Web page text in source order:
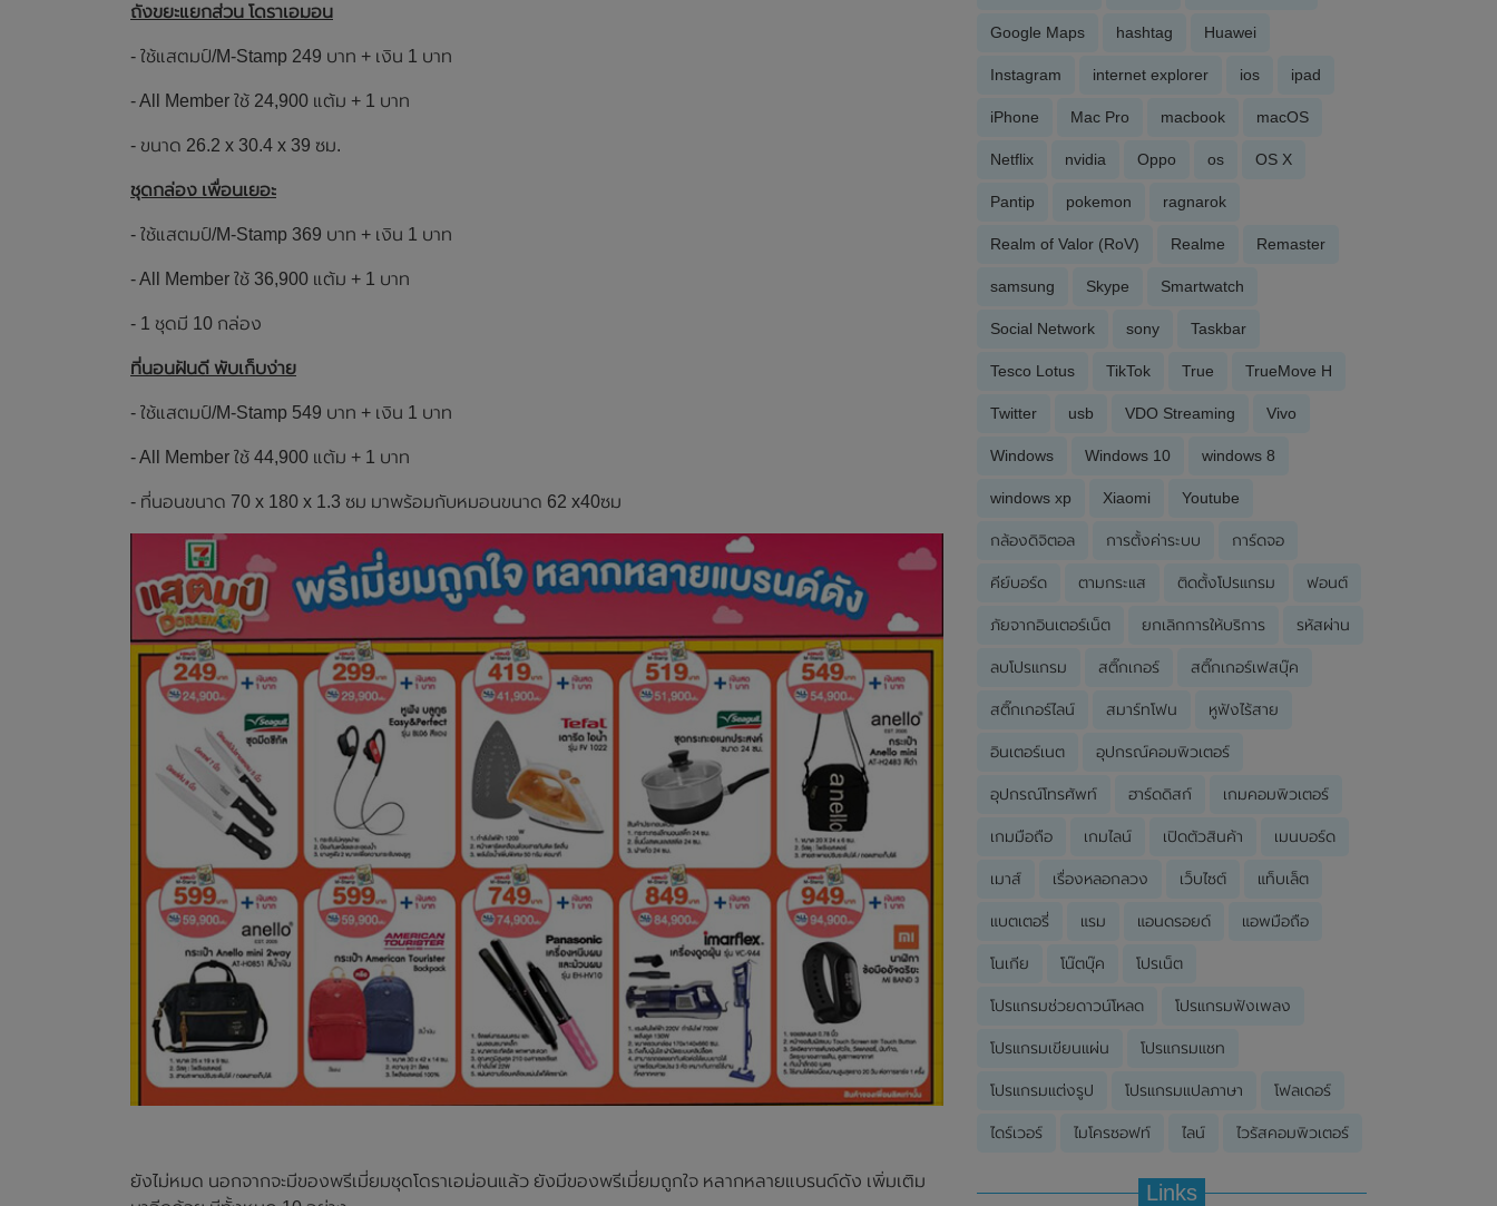
ถังขยะแยกส่วน โดราเอมอน
- ใช้แสตมป์/M-Stamp 249 บาท + เงิน 1 บาท
- All Member ใช้ 24,900 แต้ม + 1 บาท
- ขนาด 26.2 x 30.4 x 39 ซม.
ชุดกล่อง เพื่อนเยอะ
- ใช้แสตมป์/M-Stamp 369 บาท + เงิน 1 บาท
- All Member ใช้ 36,900 แต้ม + 1 บาท
- 1 ชุดมี 10 กล่อง
ที่นอนฝันดี พับเก็บง่าย
- ใช้แสตมป์/M-Stamp 549 บาท + เงิน 1 บาท
- All Member ใช้ 44,900 แต้ม + 1 บาท
- ที่นอนขนาด 70 x 180 x 1.3 ซม มาพร้อมกับหมอนขนาด 62 x40ซม
ยังไม่หมด นอกจากจะมีของพรีเมี่ยมชุดโดราเอม่อนแล้ว ยังมีของพรีเมี่ยมถูกใจ หลากหลายแบรนด์ดัง เพิ่มเติม
Google Maps hashtag Huawei
Instagram internet explorer ios ipad
iPhone Mac Pro macbook macOS
Netflix nvidia Oppo os OS X
Pantip pokemon ragnarok
Realm of Valor (RoV) Realme Remaster
samsung Skype Smartwatch
Social Network sony Taskbar
Tesco Lotus TikTok True TrueMove H
Twitter usb VDO Streaming Vivo
Windows Windows 10 windows 8
windows xp Xiaomi Youtube
กล้องดิจิตอล การตั้งค่าระบบ การ์ดจอ
คีย์บอร์ด ตามกระแส ติดตั้งโปรแกรม ฟอนต์
ภัยจากอินเตอร์เน็ต ยกเลิกการให้บริการ รหัสผ่าน
ลบโปรแกรม สติ๊กเกอร์ สติ๊กเกอร์เฟสบุ๊ค
สติ๊กเกอร์ไลน์ สมาร์ทโฟน หูฟังไร้สาย
อินเตอร์เนต อุปกรณ์คอมพิวเตอร์
อุปกรณ์โทรศัพท์ ฮาร์ดดิสก์ เกมคอมพิวเตอร์
เกมมือถือ เกมไลน์ เปิดตัวสินค้า เมนบอร์ด
เมาส์ เรื่องหลอกลวง เว็บไซต์ แท็บเล็ต
แบตเตอรี่ แรม แอนดรอยด์ แอพมือถือ
โนเกีย โน๊ตบุ๊ค โปรเน็ต
โปรแกรมช่วยดาวน์โหลด โปรแกรมฟังเพลง
โปรแกรมเขียนแผ่น โปรแกรมแชท
โปรแกรมแต่งรูป โปรแกรมแปลภาษา โฟลเดอร์
ไดร์เวอร์ ไมโครซอฟท์ ไลน์ ไวรัสคอมพิวเตอร์
Links